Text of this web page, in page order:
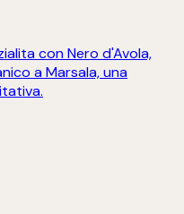
con Nero d'Avola,
a Marsala, una